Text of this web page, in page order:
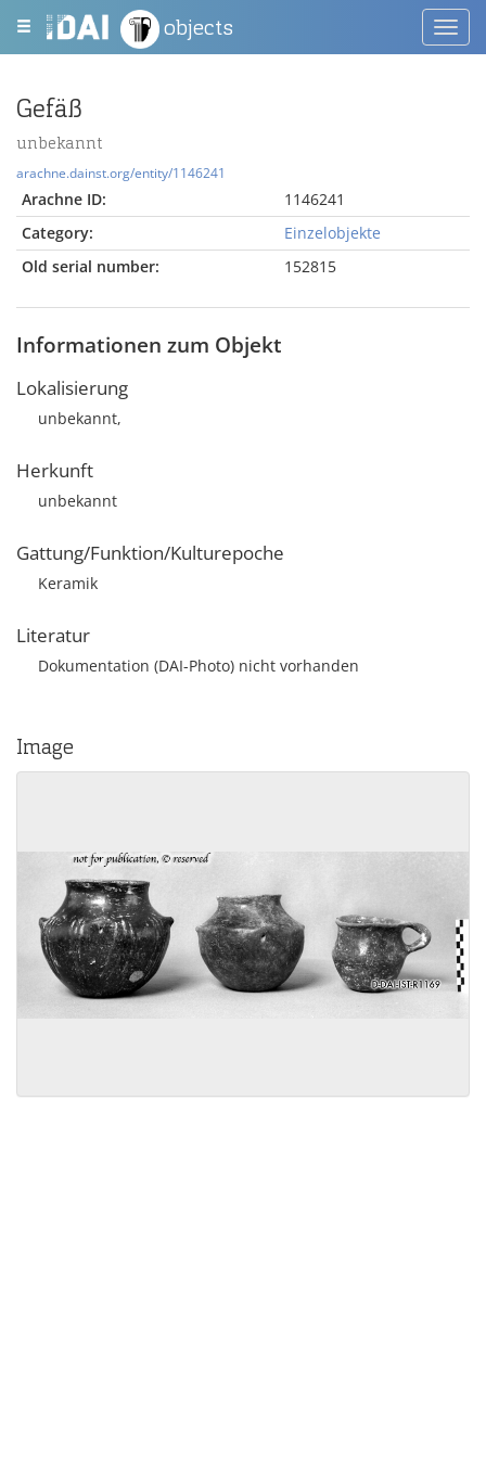
objects
Gefäß
unbekannt
arachne.dainst.org/entity/1146241
Arachne ID:
1146241
Category:
Einzelobjekte
Old serial number:
152815
Informationen zum Objekt
Lokalisierung
unbekannt,
Herkunft
unbekannt
Gattung/Funktion/Kulturepoche
Keramik
Literatur
Dokumentation (DAI-Photo) nicht vorhanden
Image